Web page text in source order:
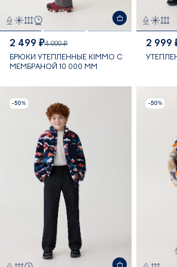
2 499 ₽4 999 ₽
БРЮКИ УТЕПЛЕННЫЕ KIMMO C
МЕМБРАНОЙ 10 000 ММ
2 999
-50% -50%